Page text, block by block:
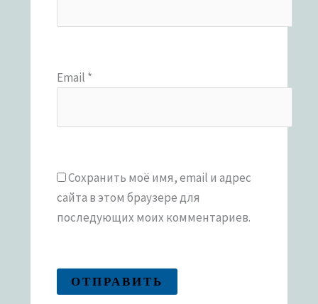
Email *
Сохранить моё имя, email и адрес
сайта в этом браузере для
последующих моих комментариев.